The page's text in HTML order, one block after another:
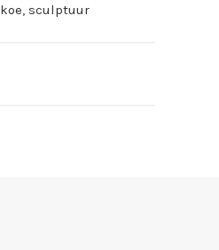
koe, sculptuur